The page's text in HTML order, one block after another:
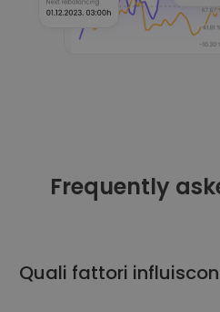
Frequently
Quali fattori